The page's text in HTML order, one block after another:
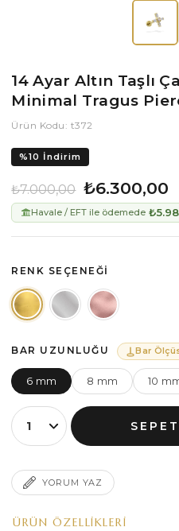
14 Ayar Altın Taşlı
Minimal Tragus
Ürün Kodu: t372
%10 İndirim
₺7.000,00 ₺6.300,00
Havale / EFT ile ödemede
RENK SEÇENEĞI
BAR UZUNLUĞU Bar
6 mm 8 mm 10
YORUM YAZ
ÜRÜN ÖZELLIKLERI